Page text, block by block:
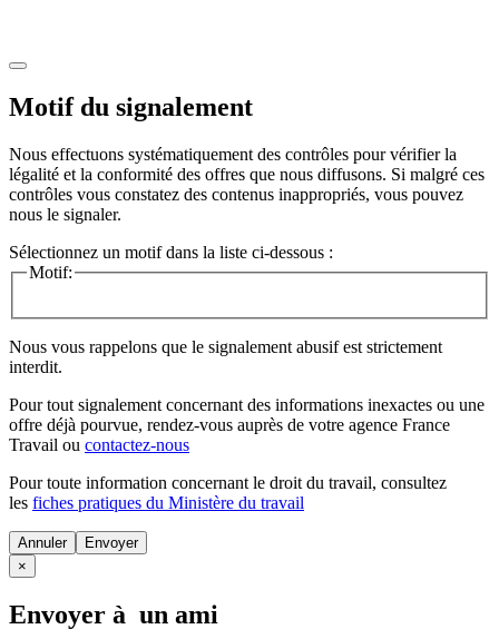
Motif du signalement
Nous effectuons systématiquement des contrôles pour vérifier la
légalité et la conformité des offres que nous diffusons. Si malgré ces
contrôles vous constatez des contenus inappropriés, vous pouvez
nous le signaler.
Sélectionnez un motif dans la liste ci-dessous :
Motif:
Nous vous rappelons que le signalement abusif est strictement
interdit.
Pour tout signalement concernant des informations inexactes ou une
offre déjà pourvue, rendez-vous auprès de votre agence France
Travail ou contactez-nous
Pour toute information concernant le droit du travail, consultez
les fiches pratiques du Ministère du travail
Annuler
×
Envoyer à un ami